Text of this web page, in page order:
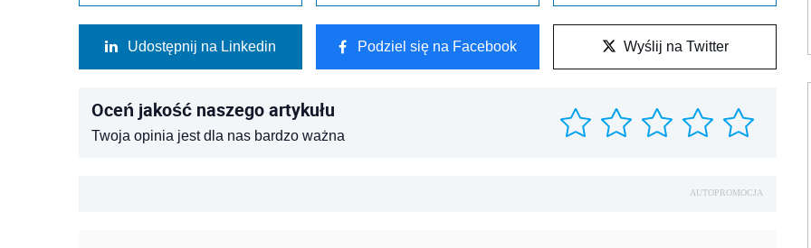
Udostępnij na Linkedin Podziel się na Facebook Wyślij na Twitter
Oceń jakość naszego artykułu
Twoja opinia jest dla nas bardzo ważna
AUTOPROMOCJA